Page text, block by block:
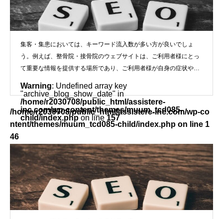
集客・集患においては、キーワード流入数が多い方が良いでしょ
う。例えば、整骨院・接骨院のウェブサイトは、ご利用者様にとっ
て重要な情報を提供する場所であり、ご利用者様が自身の症状や健
Warning: Undefined array key
"archive_blog_show_date" in
/home/r2030708/public_html/assistere-
inc.com/wp-content/themes/muum_tcd085-
child/index.php on line 157
/home/r2030708/public_html/assistere-inc.com/wp-co
ntent/themes/muum_tcd085-child/index.php on line 1
46
">キーワード流入数が多い方が集客・集患効果が高い